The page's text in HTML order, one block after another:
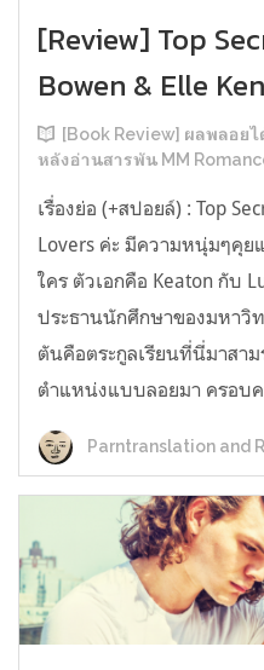
[Review] Top
Bowen & Elle
[Book Review] ผลพลอย
หลังอ่านสารพัน MM
เรื่องย่อ (+สปอยล์) : Top
Lovers ค่ะ มีความหนุ่มๆคุ
ใคร ตัวเอกคือ Keaton กับ
ประธานนักศึกษาของมหาวิ
ตันคือตระกูลเรียนที่นี่มาสา
ตำแหน่งแบบลอยมา ครอบค
Parntranslation and